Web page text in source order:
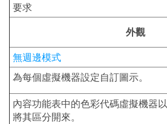
要求
外觀
無週邊模式
為每個虛擬機器設定自訂圖示。
內容功能表中的色彩代碼虛擬機器以
將其區分開來。